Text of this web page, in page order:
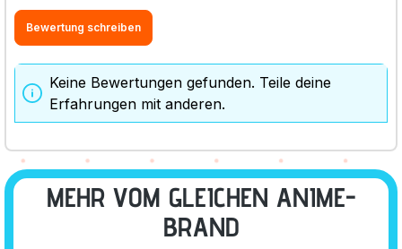
Bewertung schreiben
Keine Bewertungen gefunden. Teile deine
Erfahrungen mit anderen.
MEHR VOM GLEICHEN ANIME-
BRAND